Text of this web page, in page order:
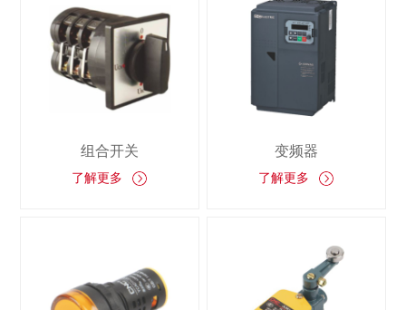
变频器
了解更多
组合开关
了解更多